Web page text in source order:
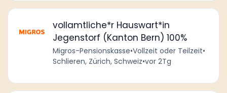
vollamtliche*r Hauswart*in
Jegenstorf (Kanton Bern) 100%
Migros-Pensionskasse•Vollzeit oder Teilzeit•
Schlieren, Zürich, Schweiz•vor 2Tg